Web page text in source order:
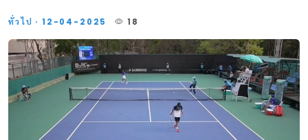
ทั่วไป · 12-04-2025 18